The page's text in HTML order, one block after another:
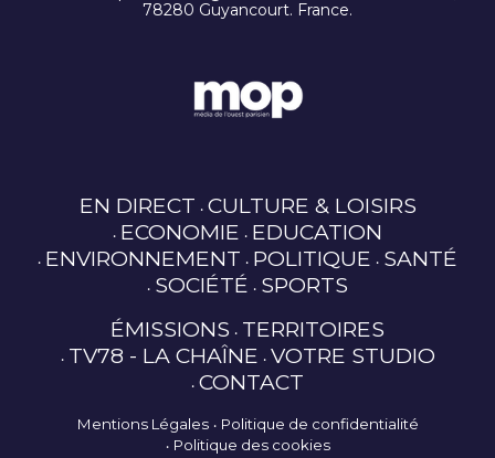
78280 Guyancourt. France.
EN DIRECT CULTURE & LOISIRS
ECONOMIE EDUCATION
ENVIRONNEMENT POLITIQUE SANTÉ
SOCIÉTÉ SPORTS
ÉMISSIONS TERRITOIRES
TV78 - LA CHAÎNE VOTRE STUDIO
CONTACT
Mentions Légales
Politique de confidentialité
Politique des cookies